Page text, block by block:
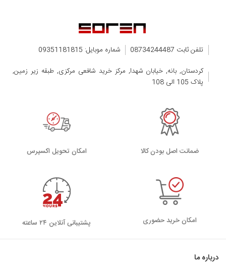
تلفن ثابت 08734244487
شماره موبایل: 09351181815
کردستان, بانه, خیابان شهدا, مرکز خرید شافعی مرکزی, طبقه زیر زمین,
پلاک 105 الی 108
ضمانت اصل بودن کالا اﻣﮑﺎن ﺗﺤﻮﯾﻞ اﮐﺴﭙﺮس
امکان خرید حضوری پشتیبانی آنلاین ۲۴ ساعته
درباره ما